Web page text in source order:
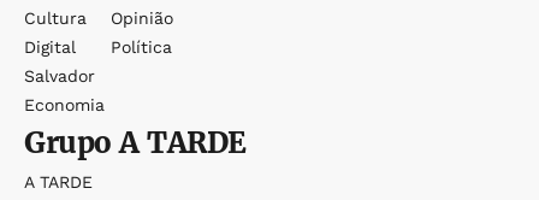
Cultura
Digital
Salvador
Economia
Opinião
Política
GrupoA TARDE
A TARDE